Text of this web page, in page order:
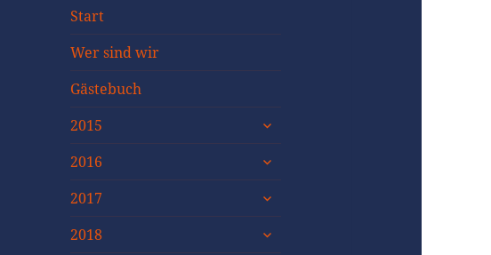
Start
Wer sind wir
Gästebuch
2015
untermenü
2016
untermenü
2017
untermenü
2018
untermenü